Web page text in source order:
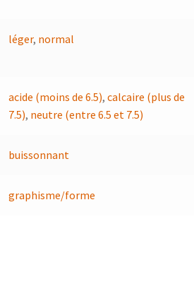
léger, normal
acide (moins de 6.5),calcaire (plus de
7.5), neutre (entre 6.5 et 7.5)
buissonnant
graphisme/forme